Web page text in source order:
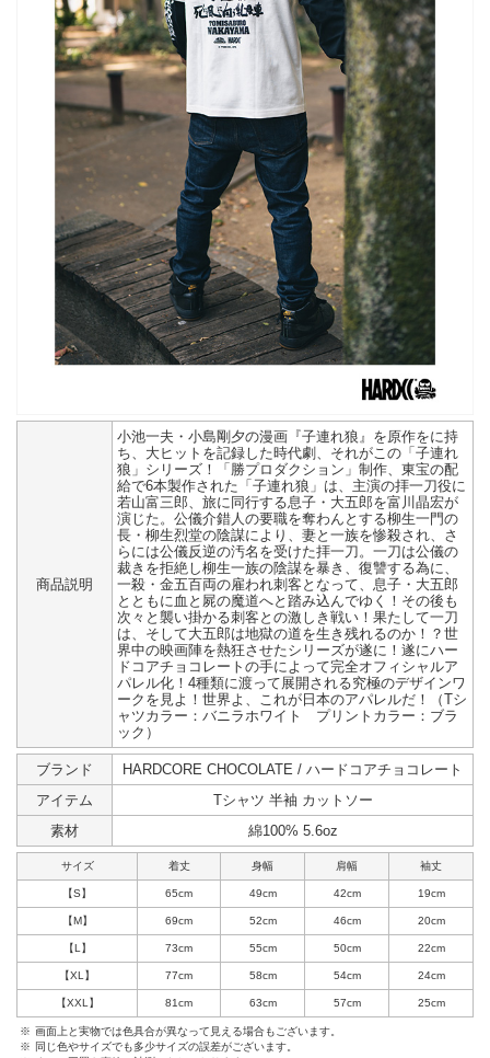
商品説明
小池一夫・小島剛夕の漫画『子連れ狼』を原作をに持
ち、大ヒットを記録した時代劇、それがこの「子連れ
狼」シリーズ！「勝プロダクション」制作、東宝の配
給で6本製作された「子連れ狼」は、主演の拝一刀役に
若山富三郎、旅に同行する息子・大五郎を富川晶宏が
演じた。公儀介錯人の要職を奪わんとする柳生一門の
長・柳生烈堂の陰謀により、妻と一族を惨殺され、さ
らには公儀反逆の汚名を受けた拝一刀。一刀は公儀の
裁きを拒絶し柳生一族の陰謀を暴き、復讐する為に、
一殺・金五百両の雇われ刺客となって、息子・大五郎
とともに血と屍の魔道へと踏み込んでゆく！その後も
次々と襲い掛かる刺客との激しき戦い！果たして一刀
は、そして大五郎は地獄の道を生き残れるのか！？世
界中の映画陣を熱狂させたシリーズが遂に！遂にハー
ドコアチョコレートの手によって完全オフィシャルア
パレル化！4種類に渡って展開される究極のデザインワ
ークを見よ！世界よ、これが日本のアパレルだ！（Tシ
ャツカラー：バニラホワイト プリントカラー：ブラ
ック）
ブランド
HARDCORE CHOCOLATE / ハードコアチョコレート
アイテム
Tシャツ 半袖 カットソー
素材
綿100% 5.6oz
サイズ 着丈 身幅 肩幅 袖丈
【S】 65cm 49cm 42cm 19cm
【M】 69cm 52cm 46cm 20cm
【L】 73cm 55cm 50cm 22cm
【XL】 77cm 58cm 54cm 24cm
【XXL】 81cm 63cm 57cm 25cm
※ 画面上と実物では色具合が異なって見える場合もございます。
※
同じ色やサイズでも多少サイズの誤差がございます。